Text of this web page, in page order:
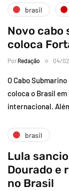
brasil
Novo cabo
coloca
Por Redação 04/
O Cabo
coloca o Brasil
internacional.
brasil
Lula
Dourado e
no Brasil